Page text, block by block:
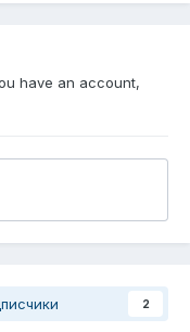
have an account,
2